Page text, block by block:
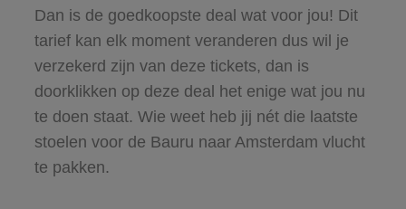
Dan is de goedkoopste deal wat voor jou! Dit
tarief kan elk moment veranderen dus wil je
verzekerd zijn van deze tickets, dan is
doorklikken op deze deal het enige wat jou nu
te doen staat. Wie weet heb jij nét die laatste
stoelen voor de Bauru naar Amsterdam vlucht
te pakken.